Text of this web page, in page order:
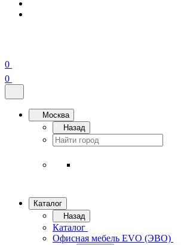
0
0
Москва
Назад
Каталог
Назад
Каталог
Офисная мебель EVO (ЭВО)